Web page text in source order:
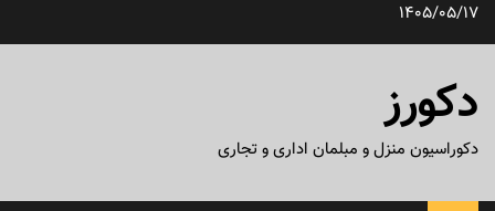
پرش1405/05/17
دکورز
دکوراسیون منزل و مبلمان اداری و تجاری